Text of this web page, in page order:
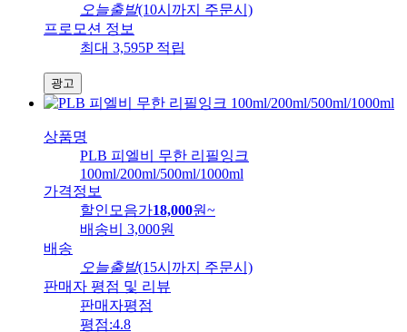
오늘출발(10시까지 주문시)
프로모션 정보
최대 3,595P 적립
광고
상품명
PLB 피엘비 무한 리필잉크
100ml/200ml/500ml/1000ml
가격정보
할인모음가18,000원~
배송비
3,000원
배송
오늘출발(15시까지 주문시)
판매자 평점 및 리뷰
판매자평점
평점:4.8